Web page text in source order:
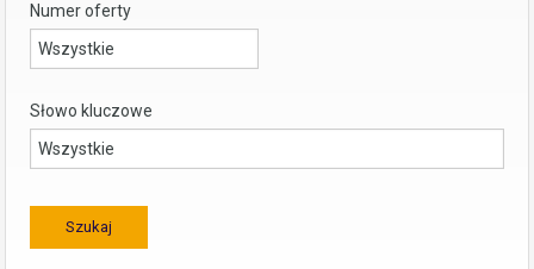
Numer oferty
Słowo kluczowe